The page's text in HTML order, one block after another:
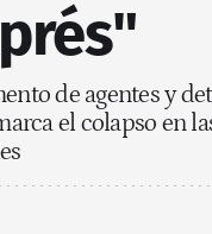
de agentes y
el colapso en